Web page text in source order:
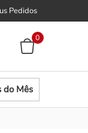
Pedidos
0
do Mês